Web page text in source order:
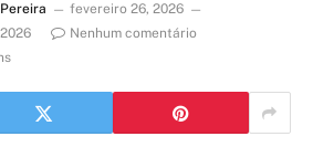
fevereiro 26, 2026
Nenhum comentário